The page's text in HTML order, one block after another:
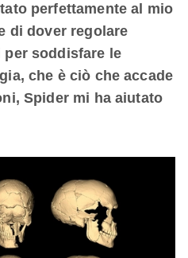
perfettamente al mio
di dover regolare
soddisfare le
che è ciò che accade
Spider mi ha aiutato